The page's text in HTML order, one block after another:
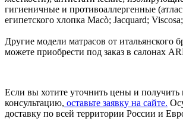
гигиеничные и противоаллергенные
египетского хлопка Macò; Jacquard;
Другие модели матрасов от итальянского
можете приобрести под заказ в салонах
Если вы хотите уточнить цены и
консультацию, оставьте заявку на сайте.
доставку по всей территории России и